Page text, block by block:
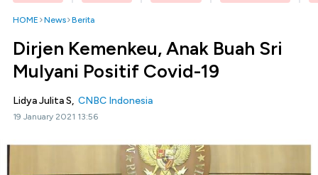
HOME News Berita
Dirjen Kemenkeu, Anak Buah Sri
Mulyani Positif Covid-19
Lidya Julita S, CNBC Indonesia
19 January 2021 13:56